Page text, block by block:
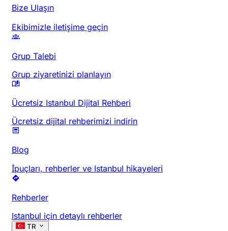
Bize Ulaşın
Ekibimizle iletişime geçin
Grup Talebi
Grup ziyaretinizi planlayın
Ücretsiz Istanbul Dijital Rehberi
Ücretsiz dijital rehberimizi indirin
Blog
İpuçları, rehberler ve Istanbul hikayeleri
Rehberler
Istanbul için detaylı rehberler
TR